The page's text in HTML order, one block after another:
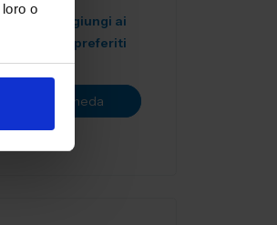
o
Aggiungi ai
preferiti
Vai alla scheda